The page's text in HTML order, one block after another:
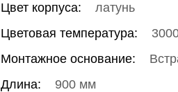
Цвет корпуса:
латунь
Цветовая температура:
Монтажное основание:
Длина:
900 мм